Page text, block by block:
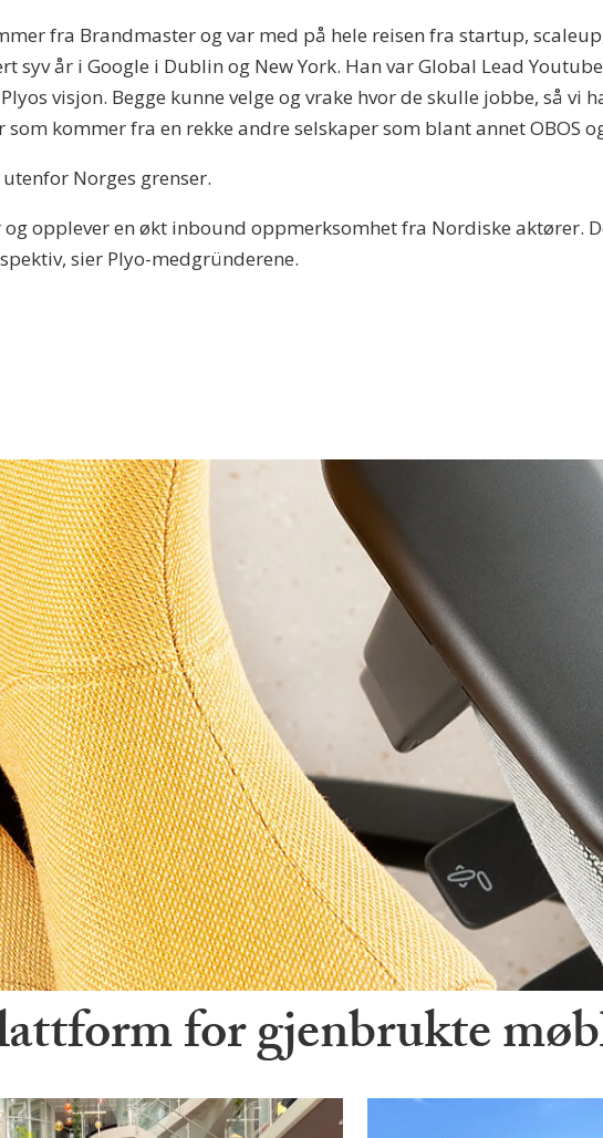
fra Brandmaster og var med på hele reisen fra startup,
syv år i Google i Dublin og New York. Han var Global Lead
visjon. Begge kunne velge og vrake hvor de skulle jobbe, så
kommer fra en rekke andre selskaper som blant annet OBOS
Norges grenser.
opplever en økt inbound oppmerksomhet fra Nordiske aktører.
sier Plyo-medgründerene.
for gjenbrukte